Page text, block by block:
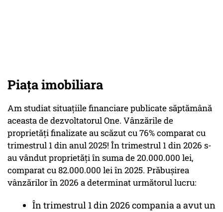
Piața imobiliara
Am studiat situațiile financiare publicate săptămână
aceasta de dezvoltatorul One. Vânzările de
proprietăți finalizate au scăzut cu 76% comparat cu
trimestrul 1 din anul 2025! În trimestrul 1 din 2026 s-
au vândut proprietăți în suma de 20.000.000 lei,
comparat cu 82.000.000 lei în 2025. Prăbușirea
vânzărilor în 2026 a determinat următorul lucru:
În trimestrul 1 din 2026 compania a avut un